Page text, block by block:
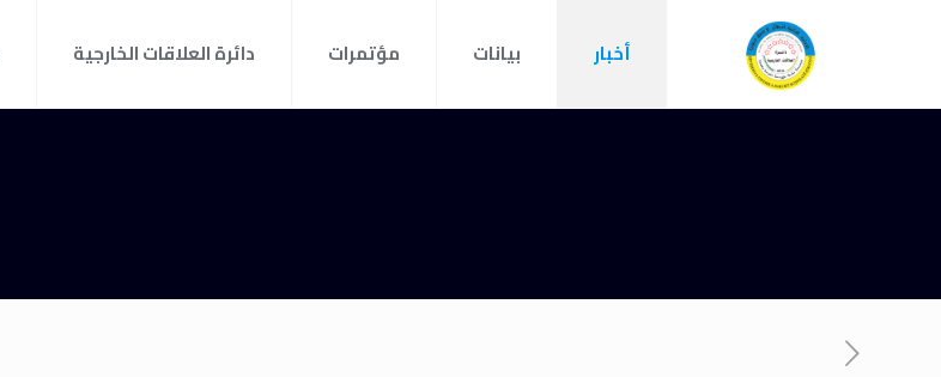
أخبار بيانات مؤتمرات دائرة العلاقات الخارجية